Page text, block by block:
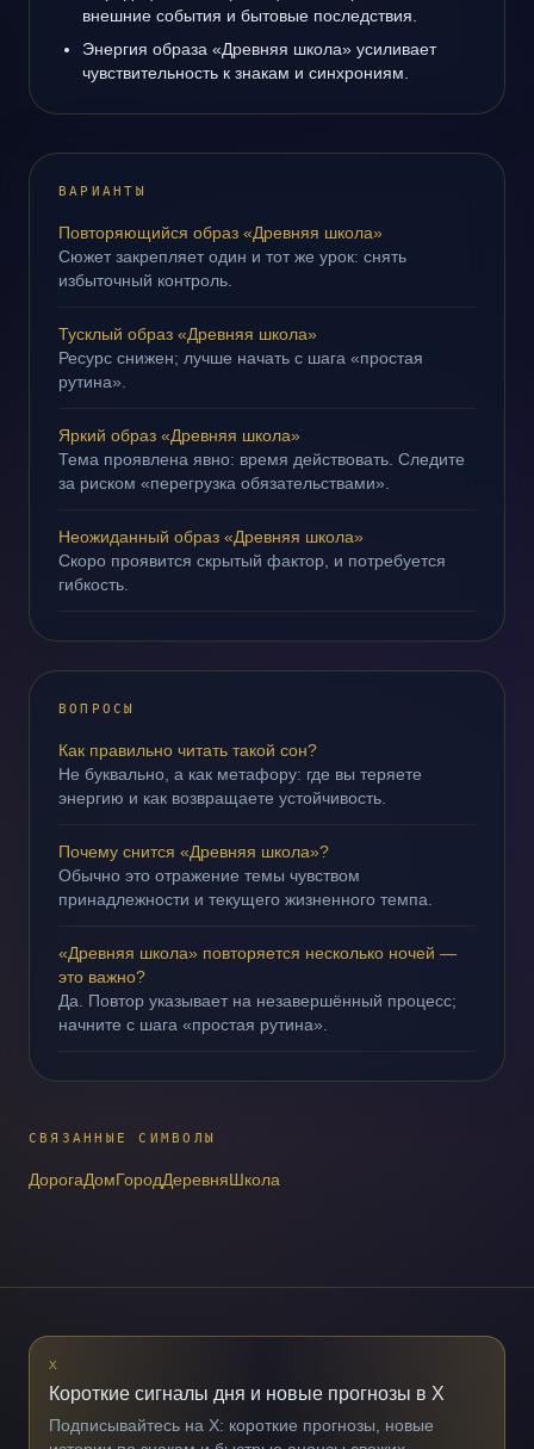
внешние события и бытовые последствия.
Энергия образа «Древняя школа» усиливает
чувствительность к знакам и синхрониям.
ВАРИАНТЫ
Повторяющийся образ «Древняя школа»
Сюжет закрепляет один и тот же урок: снять
избыточный контроль.
Тусклый образ «Древняя школа»
Ресурс снижен; лучше начать с шага «простая
рутина».
Яркий образ «Древняя школа»
Тема проявлена явно: время действовать. Следите
за риском «перегрузка обязательствами».
Неожиданный образ «Древняя школа»
Скоро проявится скрытый фактор, и потребуется
гибкость.
ВОПРОСЫ
Как правильно читать такой сон?
Не буквально, а как метафору: где вы теряете
энергию и как возвращаете устойчивость.
Почему снится «Древняя школа»?
Обычно это отражение темы чувством
принадлежности и текущего жизненного темпа.
«Древняя школа» повторяется несколько ночей —
это важно?
Да. Повтор указывает на незавершённый процесс;
начните с шага «простая рутина».
СВЯЗАННЫЕ СИМВОЛЫ
ДорогаДомГородДеревняШкола
X
Короткие сигналы дня и новые прогнозы в X
Подписывайтесь на X: короткие прогнозы, новые